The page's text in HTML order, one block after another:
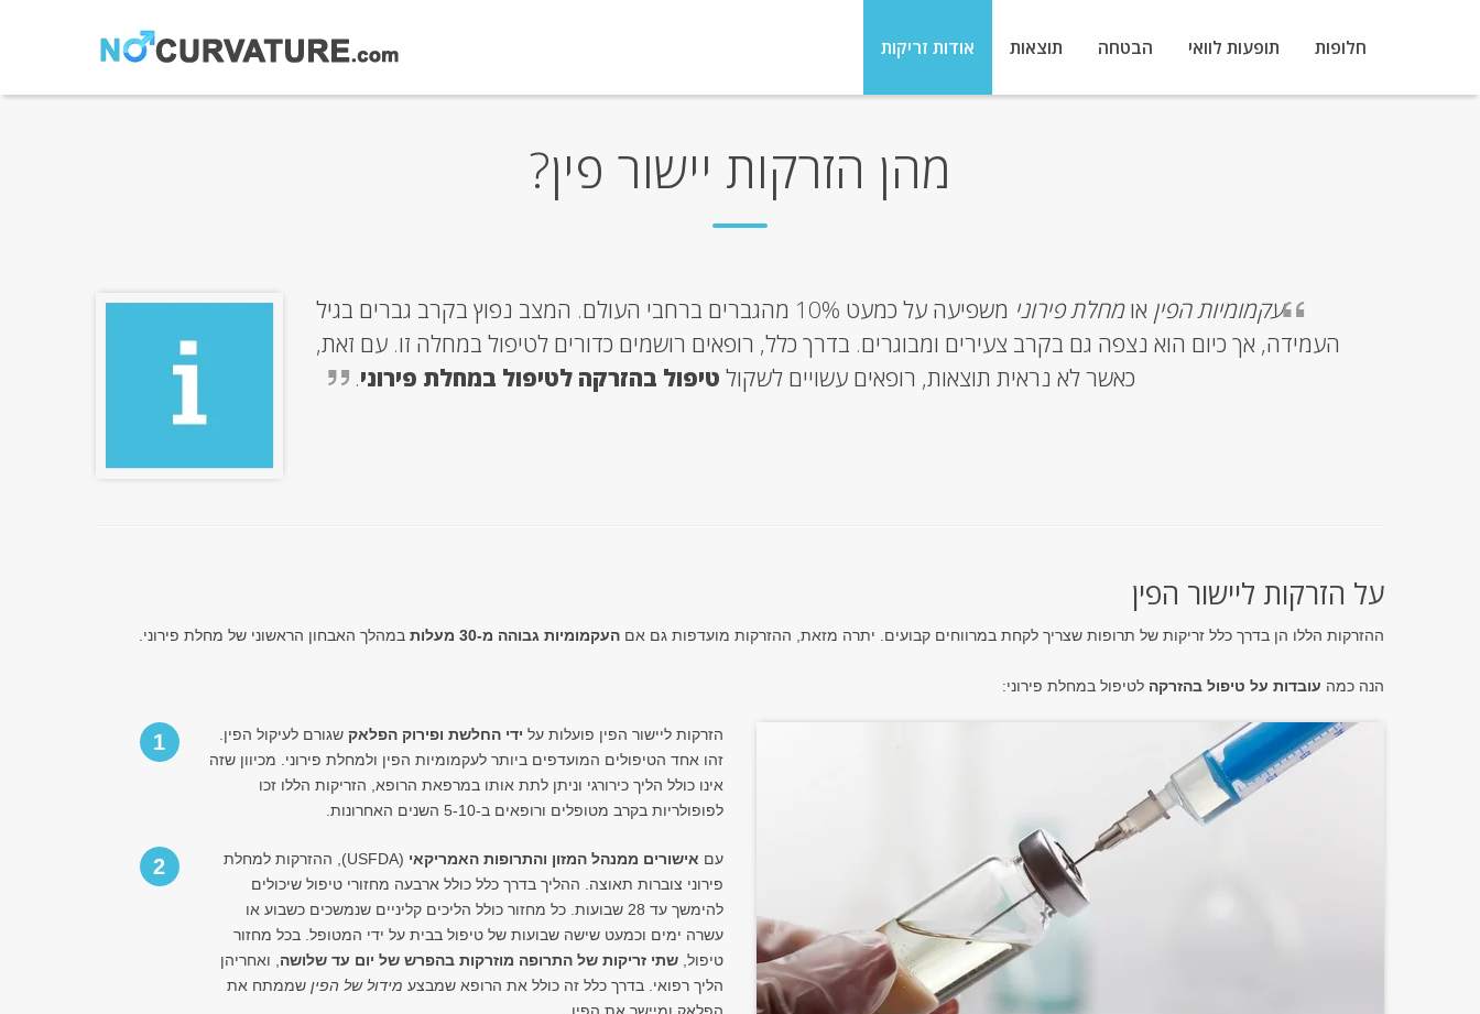
אודות זריקות תוצאות הבטחה תופעות לוואי חלופות
מהן הזרקות יישור פין?
עקמומיות הפין אומחלת פירוני
משפיעה על כמעט 10% מהגברים ברחבי העולם. המצב נפוץ בקרב גברים בגיל
העמידה, אך כיום הוא נצפה גם בקרב צעירים ומבוגרים. בדרך כלל, רופאים רושמים כדורים לטיפול במחלה זו. עם זאת,
כאשר לא נראית תוצאות, רופאים עשויים לשקול טיפול בהזרקה לטיפול במחלת פירוני.
על הזרקות ליישור הפין
ההזרקות הללו הן בדרך כלל זריקות של תרופות שצריך לקחת במרווחים קבועים. יתרה מזאת, ההזרקות מועדפות גם אם העקמומיות גבוהה מ-30 מעלות במהלך האבחון הראשוני של מחלת פירוני.
הנה כמה עובדות על טיפול בהזרקה לטיפול במחלת פירוני:
1 הזרקות ליישור הפין פועלות על ידי החלשת ופירוק הפלאק שגורם לעיקול הפין.
זהו אחד הטיפולים המועדפים ביותר לעקמומיות הפין ולמחלת פירוני. מכיוון שזה
אינו כולל הליך כירורגי וניתן לתת אותו במרפאת הרופא, הזריקות הללו זכו
לפופולריות בקרב מטופלים ורופאים ב-5-10 השנים האחרונות.
2 עם אישורים ממנהל המזון והתרופות האמריקאי
(USFDA), ההזרקות למחלת
פירוני צוברות תאוצה. ההליך בדרך כלל כולל ארבעה מחזורי טיפול שיכולים
להימשך עד 28 שבועות. כל מחזור כולל הליכים קליניים שנמשכים כשבוע או
עשרה ימים וכמעט שישה שבועות של טיפול בבית על ידי המטופל. בכל מחזור
טיפול,שתי זריקות של התרופה מוזרקות בהפרש של יום עד שלושה , ואחריהן
הליך רפואי. בדרך כלל זה כולל את הרופא שמבצע מידול של הפין שממתח את